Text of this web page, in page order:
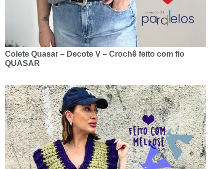
Colete Quasar – Decote V – Crochê feito com fio
QUASAR